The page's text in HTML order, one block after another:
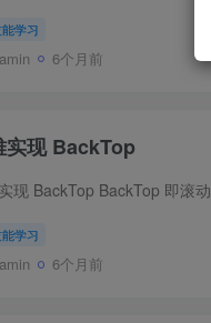
学习
6个月前
实现 BackTop
学习
6个月前